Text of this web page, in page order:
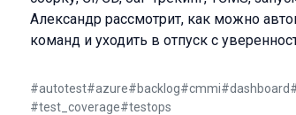
Александр рассмотрит, как можно
команд и уходить в отпуск с
#autotest#azure#backlog#cmmi#dashboard
#test_coverage#testops